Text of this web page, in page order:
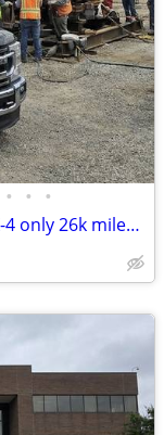
• • •
🛻2022 FORD F-250 SuperDuty XLT FX-4 only 26k miles *BEST DEAL ZERO GAMES *☎